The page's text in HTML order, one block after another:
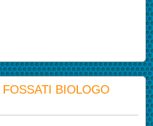
BIOLOGO